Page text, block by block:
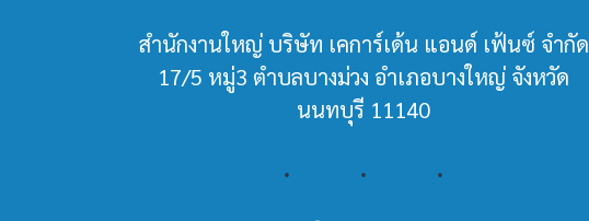
สำนักงานใหญ่ บริษัท เคการ์เด้น แอนด์ เฟ้นซ์ จำกัด
17/5 หมู่3 ตำบลบางม่วง อำเภอบางใหญ่ จังหวัด
นนทบุรี 11140